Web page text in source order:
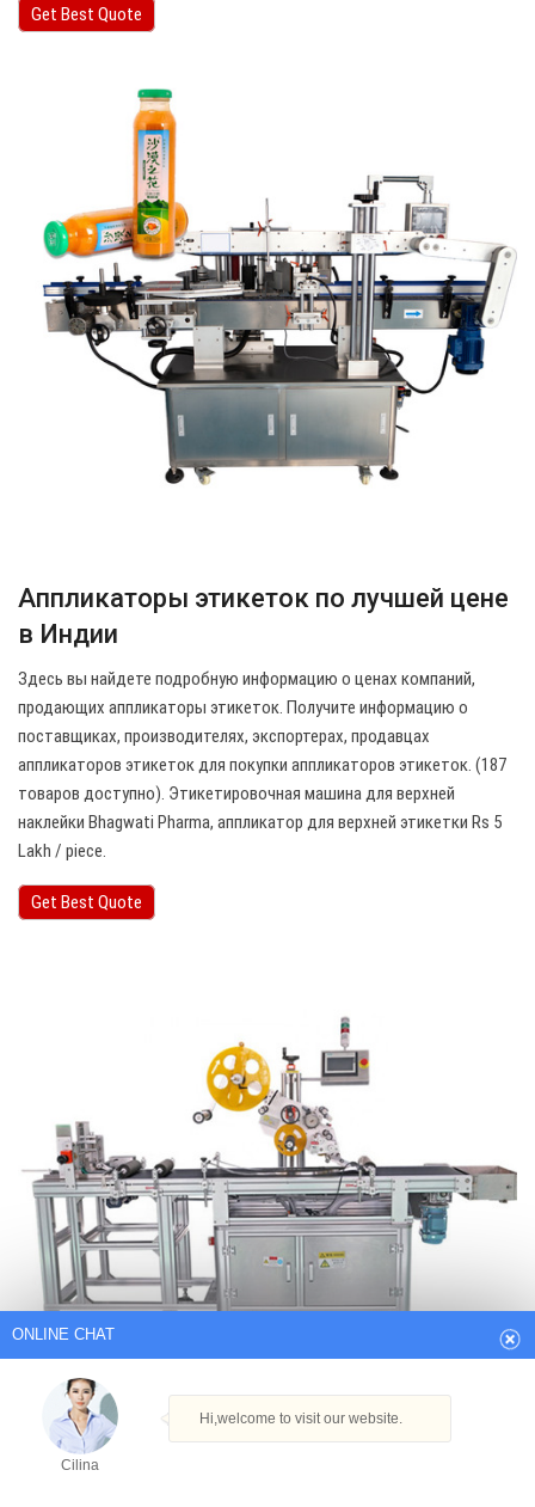
Get Best Quote
Аппликаторы этикеток по лучшей цене
в Индии
Здесь вы найдете подробную информацию о ценах компаний,
продающих аппликаторы этикеток. Получите информацию о
поставщиках, производителях, экспортерах, продавцах
аппликаторов этикеток для покупки аппликаторов этикеток. (187
товаров доступно). Этикетировочная машина для верхней
наклейки Bhagwati Pharma, аппликатор для верхней этикетки Rs 5
Lakh / piece.
Get Best Quote
ONLINE CHAT
Hi,welcome to visit our website.
Cilina